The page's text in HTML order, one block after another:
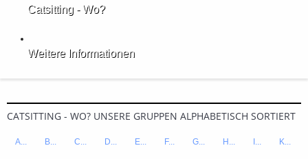
Catsitting - Wo?
Weitere Informationen
CATSITTING - WO? UNSERE GRUPPEN ALPHABETISCH SORTIERT
A... B... C... D... E... F... G... H... I... K...